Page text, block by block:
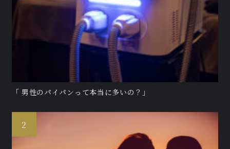
「 男性のパイパンって本当に多いの？」